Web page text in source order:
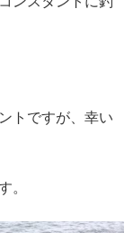
トですが、幸い
。